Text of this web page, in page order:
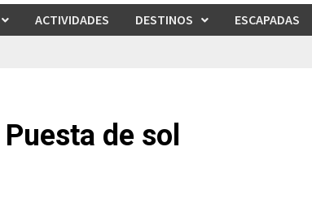
ACTIVIDADES DESTINOS ESCAPADAS
de sol